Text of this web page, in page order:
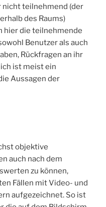
nicht teilnehmend (der
des Raums)
hier die teilnehmende
Benutzer als auch
Rückfragen an ihr
ist meist ein
Aussagen der
objektive
auch nach dem
zu können,
Fällen mit Video- und
aufgezeichnet. So ist